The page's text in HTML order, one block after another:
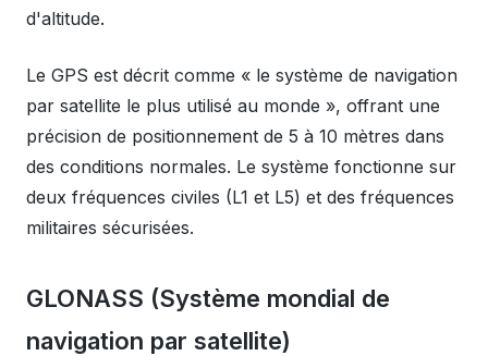
d'altitude.
Le GPS est décrit comme « le système de navigation
par satellite le plus utilisé au monde », offrant une
précision de positionnement de 5 à 10 mètres dans
des conditions normales. Le système fonctionne sur
deux fréquences civiles (L1 et L5) et des fréquences
militaires sécurisées.
GLONASS (Système mondial de
navigation par satellite)